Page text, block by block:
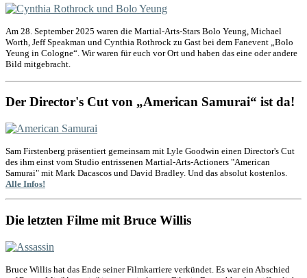
Am 28. September 2025 waren die Martial-Arts-Stars Bolo Yeung, Michael
Worth, Jeff Speakman und Cynthia Rothrock zu Gast bei dem Fanevent „Bolo
Yeung in Cologne“. Wir waren für euch vor Ort und haben das eine oder andere
Bild mitgebracht.
Der Director's Cut von „American Samurai“ ist da!
Sam Firstenberg präsentiert gemeinsam mit Lyle Goodwin einen Director's Cut
des ihm einst vom Studio entrissenen Martial-Arts-Actioners "American
Samurai" mit Mark Dacascos und David Bradley. Und das absolut kostenlos.
Alle Infos!
Die letzten Filme mit Bruce Willis
Bruce Willis hat das Ende seiner Filmkarriere verkündet. Es war ein Abschied